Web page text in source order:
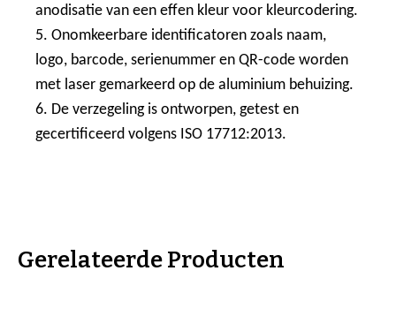
anodisatie van een effen kleur voor kleurcodering.
5. Onomkeerbare identificatoren zoals naam,
logo, barcode, serienummer en QR-code worden
met laser gemarkeerd op de aluminium behuizing.
6. De verzegeling is ontworpen, getest en
gecertificeerd volgens ISO 17712:2013.
Gerelateerde Producten